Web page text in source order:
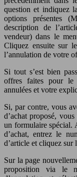
question et indiquez
options présentes
description de
vendeur) dans le
Cliquez ensuite sur
l’annulation de votre
Si tout s’est bien
offres faites pour le
annulées et votre
Si, par contre, vous
d’achat proposé,
un formulaire spécial.
d’achat, entrez le
d’article et cliquez sur
Sur la page
proposition via le